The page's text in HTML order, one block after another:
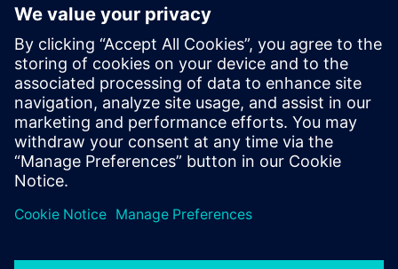
Naši krogelni ventili zagotavljajo natančen nadzor za
različne aplikacije. Značilni optimizatorji pretoka
zagotavljajo enak odstotek pretoka. Pridobite
zapiranje 200 PSI z uhajanjem ANSI razreda IV (0,01%)
za dvosmerno in 3-smerno ter 0% uhajanje za 6-
smerno.